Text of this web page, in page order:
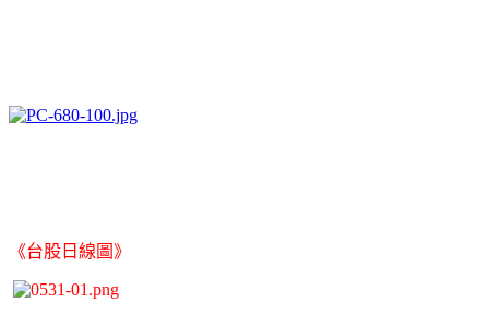
《台股日線圖》